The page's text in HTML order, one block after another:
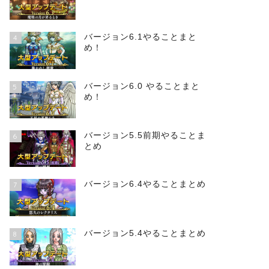
4
バージョン6.1やることまと
め！
5
バージョン6.0 やることまと
め！
6
バージョン5.5前期やることま
とめ
7 バージョン6.4やることまとめ
8 バージョン5.4やることまとめ